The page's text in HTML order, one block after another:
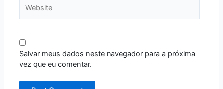
Salvar meus dados neste navegador para a próxima
vez que eu comentar.